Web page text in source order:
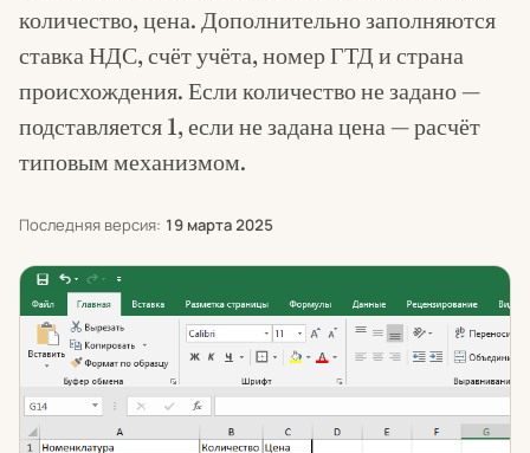
количество, цена. Дополнительно заполняются
ставка НДС, счёт учёта, номер ГТД и страна
происхождения. Если количество не задано —
подставляется 1, если не задана цена — расчёт
типовым механизмом.
Последняя версия: 19 марта 2025